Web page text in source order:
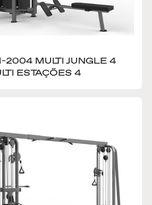
2004 MULTI JUNGLE 4
ESTAÇÕES 4